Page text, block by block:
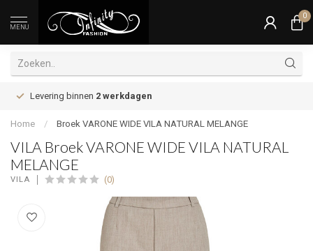
MENU
0
Levering binnen 2 werkdagen
Home / Broek VARONE WIDE VILA NATURAL MELANGE
VILA Broek VARONE WIDE VILA NATURAL
MELANGE
VILA (0)